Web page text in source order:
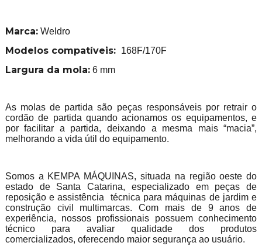
Marca:Weldro
Modelos compatíveis: 168F/170F
Largura da mola:6 mm
As molas de partida são peças responsáveis por retrair o
cordão de partida quando acionamos os equipamentos, e
por facilitar a partida, deixando a mesma mais “macia”,
melhorando a vida útil do equipamento.
Somos a KEMPA MÁQUINAS, situada na região oeste do
estado de Santa Catarina, especializado em peças de
reposição e assistência técnica para máquinas de jardim e
construção civil multimarcas. Com mais de 9 anos de
experiência, nossos profissionais possuem conhecimento
técnico para avaliar qualidade dos produtos
comercializados, oferecendo maior segurança ao usuário.